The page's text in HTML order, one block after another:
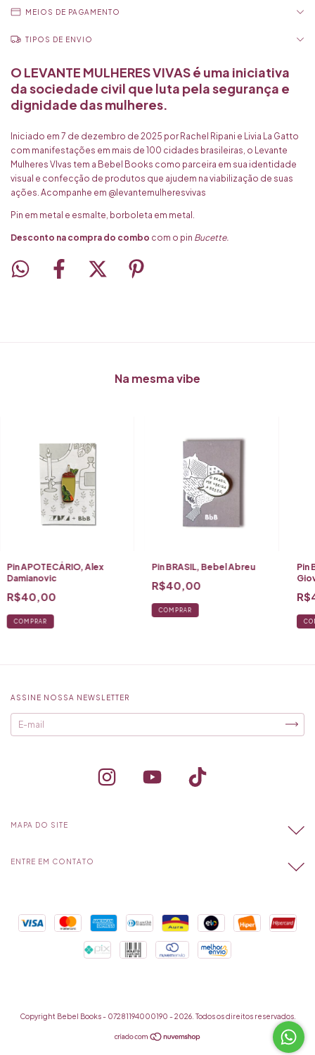
MEIOS DE PAGAMENTO
O LEVANTE MULHERES VIVAS é uma iniciativa
da sociedade civil que luta pela segurança e
dignidade das mulheres.
Iniciado em 7 de dezembro de 2025 por Rachel Ripani e Livia La Gatto
com manifestações em mais de 100 cidades brasileiras, o Levante
Mulheres VIvas tem a Bebel Books como parceira em sua identidade
visual e confecção de produtos que ajudem na viabilização de suas
ações. Acompanhe em @levantemulheresvivas
Pin em metal e esmalte, borboleta em metal.
Desconto na compra do combo com o pin Bucette.
Na mesma vibe
Pin APOTECÁRIO, Alex
Damianovic
R$40,00
COMPRAR
Pin BRASIL, Bebel Abreu
R$40,00
COMPRAR
Pin
ASSINE NOSSA NEWSLETTER
MAPA DO SITE
ENTRE EM CONTATO
Copyright Bebel Books - 07281194000190 - 2026. Todos os direitos reservados.